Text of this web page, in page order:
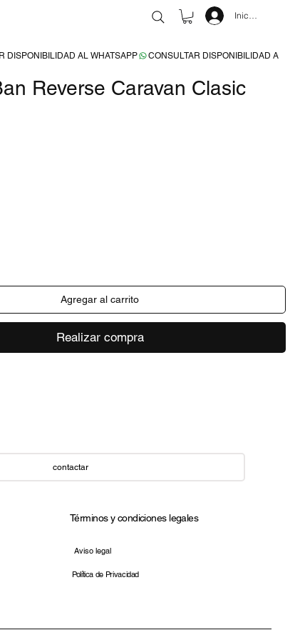
Iniciar sesión
Reverse Caravan Clasic
Agregar al carrito
Realizar compra
Términos y condiciones legales​
Aviso legal
Política de Privacidad
contactar